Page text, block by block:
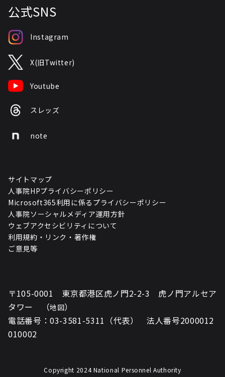
公式SNS
Instagram
X(旧Twitter)
Youtube
スレッズ
note
サイトマップ
人事院HPプライバシーポリシー
Microsoft365利用に係るプライバシーポリシー
人事院ソーシャルメディア運用方針
ウェブアクセシビリティについて
利用規約・リンク・著作権
ご意見等
〒105-0001 東京都港区虎ノ門2-2-3 虎ノ門アルセア
タワー （地図）
電話番号：03-3581-5311（代表） 法人番号2000012
010002
Copyright 2024 National Personnel Authority